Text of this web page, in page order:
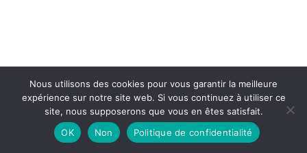
Neve| Propulsé parWordPress
Nous utilisons des cookies pour vous garantir la meilleure
expérience sur notre site web. Si vous continuez à utiliser ce
site, nous supposerons que vous en êtes satisfait.
OK
Non Politique de confidentialité